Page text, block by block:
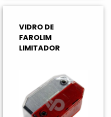
VIDRO DE
FAROLIM
LIMITADOR